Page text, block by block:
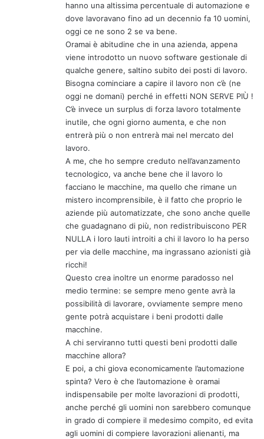
hanno una altissima percentuale di automazione e
dove lavoravano fino ad un decennio fa 10 uomini,
oggi ce ne sono 2 se va bene.
Oramai è abitudine che in una azienda, appena
viene introdotto un nuovo software gestionale di
qualche genere, saltino subito dei posti di lavoro.
Bisogna cominciare a capire il lavoro non c’è (ne
oggi ne domani) perché in effetti NON SERVE PIÙ !
C’è invece un surplus di forza lavoro totalmente
inutile, che ogni giorno aumenta, e che non
entrerà più o non entrerà mai nel mercato del
lavoro.
A me, che ho sempre creduto nell’avanzamento
tecnologico, va anche bene che il lavoro lo
facciano le macchine, ma quello che rimane un
mistero incomprensibile, è il fatto che proprio le
aziende più automatizzate, che sono anche quelle
che guadagnano di più, non redistribuiscono PER
NULLA i loro lauti introiti a chi il lavoro lo ha perso
per via delle macchine, ma ingrassano azionisti già
ricchi!
Questo crea inoltre un enorme paradosso nel
medio termine: se sempre meno gente avrà la
possibilità di lavorare, ovviamente sempre meno
gente potrà acquistare i beni prodotti dalle
macchine.
A chi serviranno tutti questi beni prodotti dalle
macchine allora?
E poi, a chi giova economicamente l’automazione
spinta? Vero è che l’automazione è oramai
indispensabile per molte lavorazioni di prodotti,
anche perché gli uomini non sarebbero comunque
in grado di compiere il medesimo compito, ed evita
agli uomini di compiere lavorazioni alienanti, ma